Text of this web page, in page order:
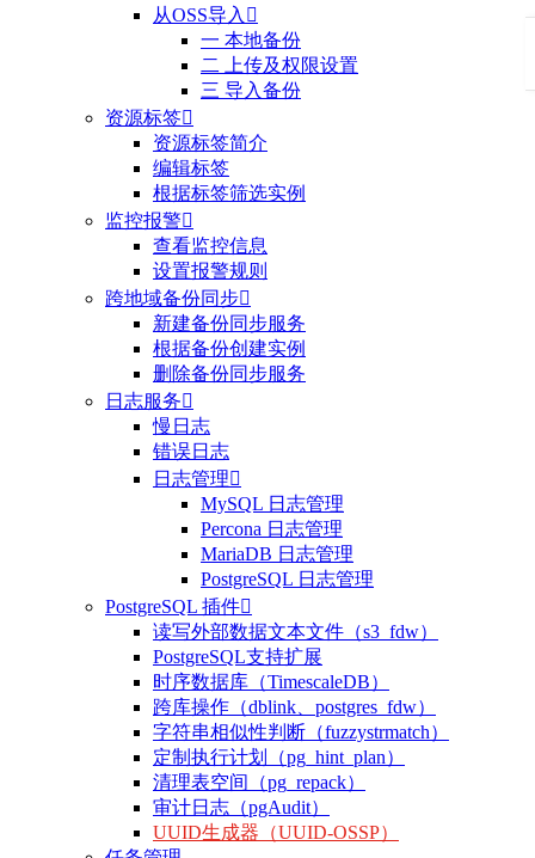
从OSS导入 
一 本地备份
二 上传及权限设置
三 导入备份
资源标签
资源标签简介
编辑标签
根据标签筛选实例
监控报警
查看监控信息
设置报警规则
跨地域备份同步
新建备份同步服务
根据备份创建实例
删除备份同步服务
日志服务
慢日志
错误日志
日志管理
MySQL 日志管理
Percona 日志管理
MariaDB 日志管理
PostgreSQL 日志管理
PostgreSQL 插件
读写外部数据文本文件（s3_fdw）
PostgreSQL支持扩展
时序数据库（TimescaleDB）
跨库操作（dblink、postgres_fdw）
字符串相似性判断（fuzzystrmatch）
定制执行计划（pg_hint_plan）
清理表空间（pg_repack）
审计日志（pgAudit）
UUID生成器（UUID-OSSP）